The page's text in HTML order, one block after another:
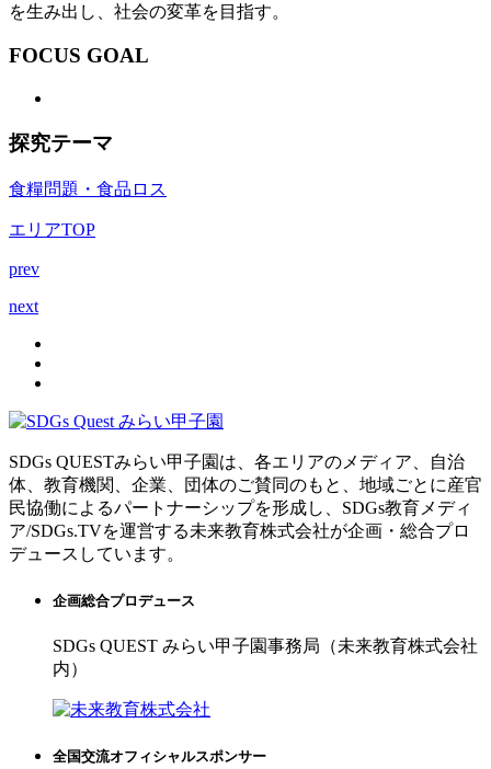
を生み出し、社会の変革を目指す。
FOCUS GOAL
探究テーマ
食糧問題・食品ロス
エリアTOP
prev
next
SDGs QUESTみらい甲子園は、各エリアのメディア、自治
体、教育機関、企業、団体のご賛同のもと、地域ごとに産官
民協働によるパートナーシップを形成し、SDGs教育メディ
ア/SDGs.TVを運営する未来教育株式会社が企画・総合プロ
デュースしています。
企画総合プロデュース
SDGs QUEST みらい甲子園事務局（未来教育株式会社
内）
全国交流オフィシャルスポンサー